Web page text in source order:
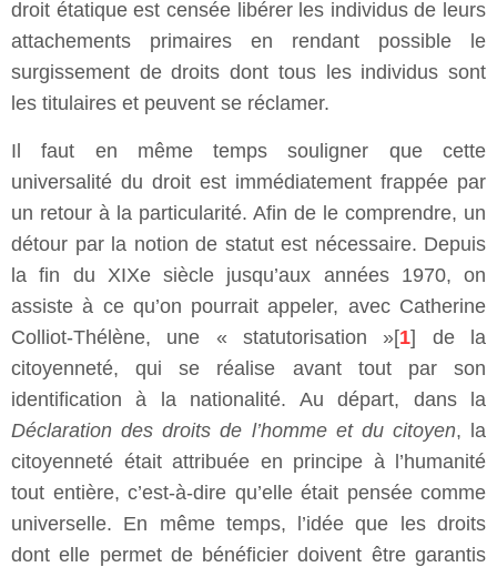
droit étatique est censée libérer les individus de leurs
attachements primaires en rendant possible le
surgissement de droits dont tous les individus sont
les titulaires et peuvent se réclamer.
Il faut en même temps souligner que cette
universalité du droit est immédiatement frappée par
un retour à la particularité. Afin de le comprendre, un
détour par la notion de statut est nécessaire. Depuis
la fin du XIXe siècle jusqu’aux années 1970, on
assiste à ce qu’on pourrait appeler, avec Catherine
Colliot-Thélène, une « statutorisation »[1] de la
citoyenneté, qui se réalise avant tout par son
identification à la nationalité. Au départ, dans la
Déclaration des droits de l’homme et du citoyen, la
citoyenneté était attribuée en principe à l’humanité
tout entière, c’est-à-dire qu’elle était pensée comme
universelle. En même temps, l’idée que les droits
dont elle permet de bénéficier doivent être garantis